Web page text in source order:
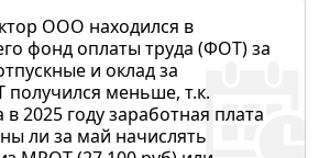
ООО находился в
фонд оплаты труда (ФОТ) за
и оклад за
меньше, т.к.
2025 году заработная плата
ли за май начислять